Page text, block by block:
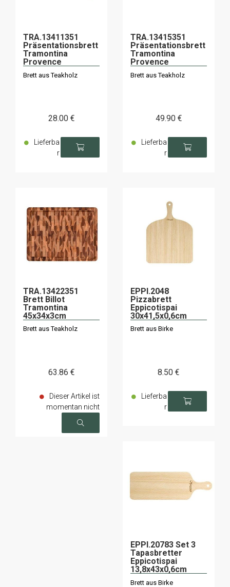
TRA.13411351
Präsentationsbrett
Tramontina
Provence
48x19,5x1,8cm
Brett aus Teakholz
28.00 €
Lieferba
r
TRA.13415351
Präsentationsbrett
Tramontina
Provence
65x27x1,8cm
Brett aus Teakholz
49.90 €
Lieferba
r
TRA.13422351
Brett Billot
Tramontina
45x34x3cm
Brett aus Teakholz
63.86 €
Dieser Artikel ist
momentan nicht
verfügbar
EPPI.2048
Pizzabrett
Eppicotispai
30x41,5x0,6cm
Brett aus Birke
8.50 €
Lieferba
r
EPPI.20783 Set 3
Tapasbretter
Eppicotispai
13,8x43x0,6cm
Brett aus Birke